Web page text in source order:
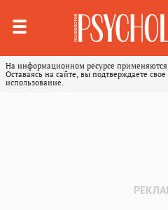
На информационном ресурсе
Оставаясь на сайте, вы подтверждаете свое
использование.